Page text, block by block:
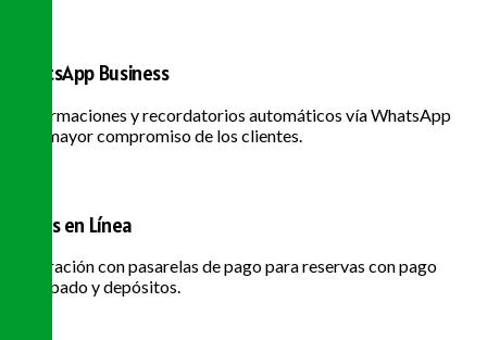
WhatsApp Business
Confirmaciones y recordatorios automáticos vía WhatsApp
para mayor compromiso de los clientes.
Pagos en Línea
Integración con pasarelas de pago para reservas con pago
anticipado y depósitos.